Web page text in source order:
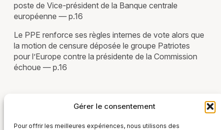
Gérer le consentement
Pour offrir les meilleures expériences, nous utilisons des
poste de Vice-président de la Banque centrale
européenne — p.16
Le PPE renforce ses règles internes de vote alors que
la motion de censure déposée le groupe Patriotes
pour l’Europe contre la présidente de la Commission
échoue — p.16
Actualité européenne - Janvier 2025